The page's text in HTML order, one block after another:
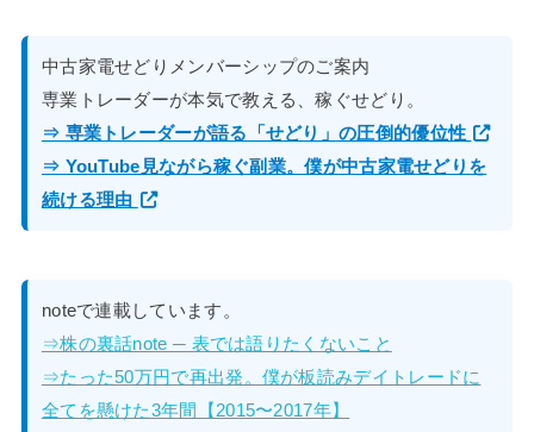
中古家電せどりメンバーシップのご案内
専業トレーダーが本気で教える、稼ぐせどり。
⇒ 専業トレーダーが語る「せどり」の圧倒的優位性
⇒ YouTube見ながら稼ぐ副業。僕が中古家電せどりを
続ける理由
noteで連載しています。
⇒株の裏話note ─ 表では語りたくないこと
⇒たった50万円で再出発。僕が板読みデイトレードに
全てを懸けた3年間【2015〜2017年】